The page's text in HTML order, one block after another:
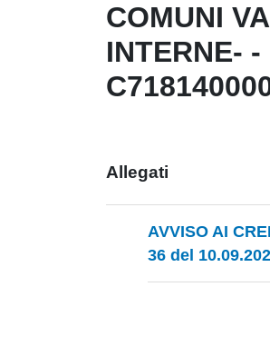
COMUNI
INTERNE-
Allegati
AVVISO AI
36 del